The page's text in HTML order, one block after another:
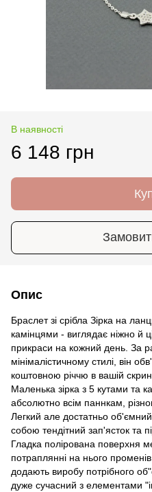
В наявності
6 148 грн
Опис
Браслет зі срібла Зірка на
камінцями - виглядає ніжно й
прикраси на кожний день. За
мінімалістичному стилі, він
коштовною річчю в вашій
Маленька зірка з 5 кутами та
абсолютно всім паннкам,
Легкий але достатньо
собою тендітний зап'ясток та
Гладка полірована поверхня
потраплянні на нього променів
додають виробу потрібного
дуже сучасний з елементами